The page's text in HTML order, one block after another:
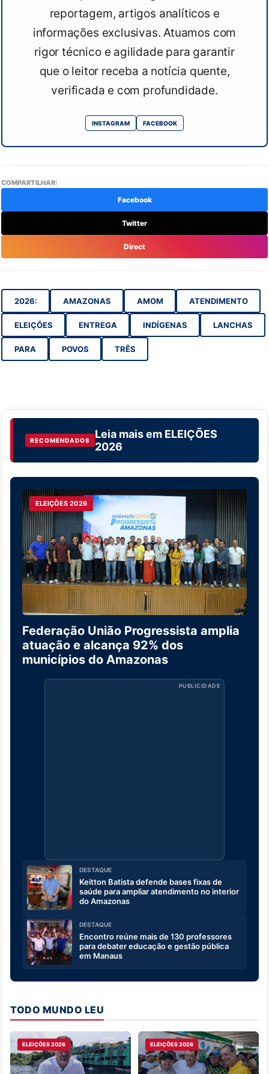
reportagem, artigos analíticos e
informações exclusivas. Atuamos com
rigor técnico e agilidade para garantir
que o leitor receba a notícia quente,
verificada e com profundidade.
INSTAGRAM FACEBOOK
COMPARTILHAR:
Facebook
Twitter
Direct
2026: AMAZONAS AMOM ATENDIMENTO
ELEIÇÕES ENTREGA INDÍGENAS LANCHAS
PARA POVOS TRÊS
RECOMENDADOS Leia mais em ELEIÇÕES
2026
ELEIÇÕES 2026
Federação União Progressista amplia
atuação e alcança 92% dos
municípios do Amazonas
PUBLICIDADE
DESTAQUE
Keitton Batista defende bases fixas de
saúde para ampliar atendimento no interior
do Amazonas
DESTAQUE
Encontro reúne mais de 130 professores
para debater educação e gestão pública
em Manaus
TODO MUNDO LEU
ELEIÇÕES 2026 ELEIÇÕES 2026